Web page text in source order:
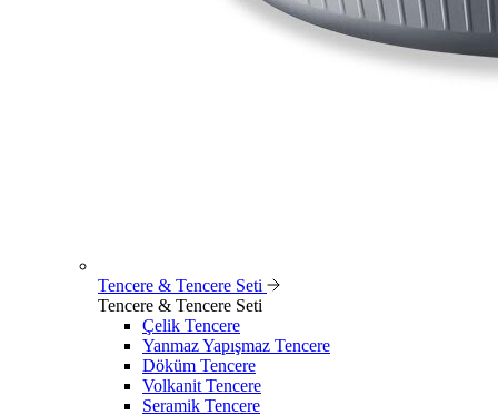
Tencere & Tencere Seti
Tencere & Tencere Seti
Çelik Tencere
Yanmaz Yapışmaz Tencere
Döküm Tencere
Volkanit Tencere
Seramik Tencere